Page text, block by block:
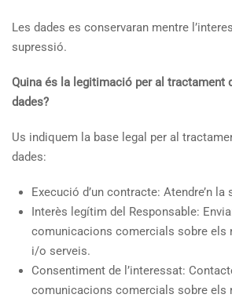
Les dades es conservaran mentre
supressió.
Quina és la legitimació per al tractament
dades?
Us indiquem la base legal per al
dades:
Execució d’un contracte: Atendre’n la
Interès legítim del Responsable:
comunicacions comercials sobre els
i/o serveis.
Consentiment de l’interessat:
comunicacions comercials sobre els